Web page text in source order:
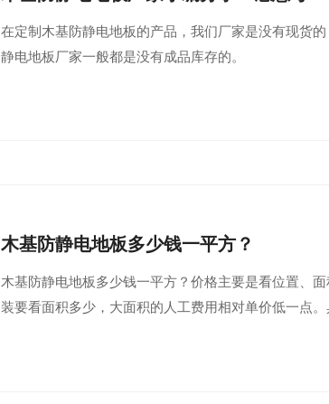
在定制木基防静电地板的产品，我们厂家是没有现货
静电地板厂家一般都是没有成品库存的。
木基防静电地板多少钱一平方？
木基防静电地板多少钱一平方？价格主要是看位置、
装要看面积多少，大面积的人工费用相对单价低一点